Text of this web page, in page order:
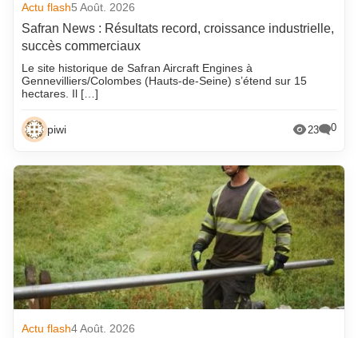
Actu flash5 Août. 2026
Safran News : Résultats record, croissance industrielle,
succès commerciaux
Le site historique de Safran Aircraft Engines à
Gennevilliers/Colombes (Hauts-de-Seine) s’étend sur 15
hectares. Il […]
piwi 23 0
Actu flash4 Août. 2026